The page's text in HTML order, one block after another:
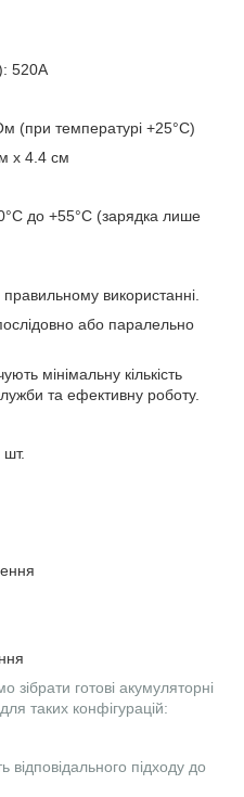
520А
(при температурі +25°C)
x 4.4 см
до +55°C (зарядка лише
правильному використанні.
або паралельно
мінімальну кількість
та ефективну роботу.
шт.
зібрати готові акумуляторні
таких конфігурацій:
підходу до